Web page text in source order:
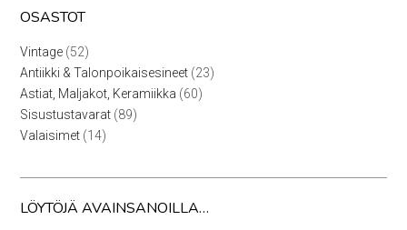
OSASTOT
Vintage 5252
tuotetta
Antiikki & Talonpoikaisesineet 2323
Astiat, Maljakot, Keramiikka 6060
Sisustustavarat 8989
Valaisimet 1414
LÖYTÖJÄ AVAINSANOILLA…